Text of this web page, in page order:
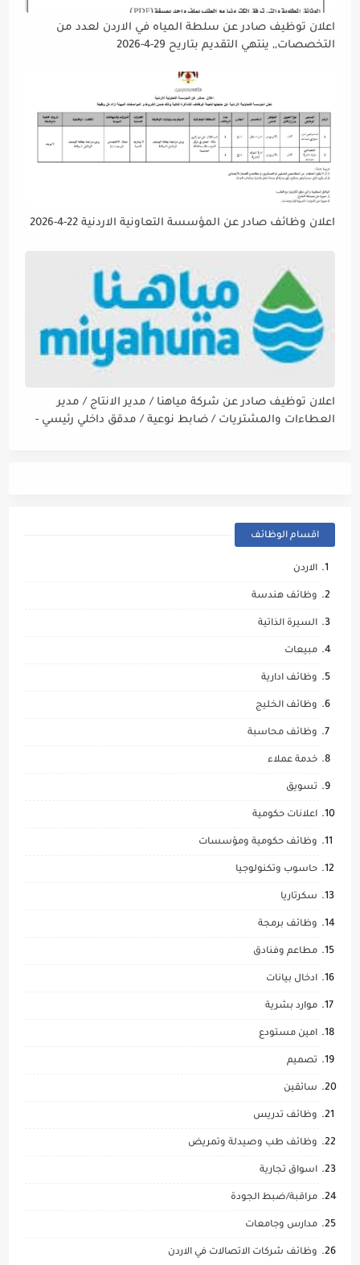
اعلان توظيف صادر عن سلطة المياه في الاردن لعدد من
التخصصات,, ينتهي التقديم بتاريح 29-4-2026
اعلان وظائف صادر عن المؤسسة التعاونية الاردنية 22-4-2026
اعلان توظيف صادر عن شركة مياهنا / مدير الانتاج / مدير
العطاءات والمشتريات / ضابط نوعية / مدقق داخلي رئيسي -
اقسام الوظائف
الاردن
وظائف هندسة
السيرة الذاتية
مبيعات
وظائف ادارية
وظائف الخليج
وظائف محاسبة
خدمة عملاء
تسويق
اعلانات حكومية
وظائف حكومية ومؤسسات
حاسوب وتكنولوجيا
سكرتاريا
وظائف برمجة
مطاعم وفنادق
ادخال بيانات
موارد بشرية
امين مستودع
تصميم
سائقين
وظائف تدريس
وظائف طب وصيدلة وتمريض
اسواق تجارية
مراقبة/ضبط الجودة
مدارس وجامعات
وظائف شركات الاتصالات في الاردن